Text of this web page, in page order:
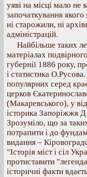
уяві на місці мало не
започаткування
ні старожили, ні
адміністрацій.
Найбільше таких
матеріалах
губернії 1886 року,
і статистика
популярних серед
церков
(Макаревського), у
історика Запоріжжя
Зрозуміло, що за
потрапити і до
видання –
"Історія міст і сіл
протиставити
історичні факти